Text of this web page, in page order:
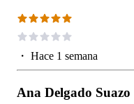
・ Hace 1 semana
Ana Delgado Suazo